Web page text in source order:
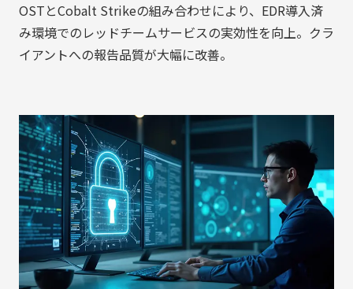
OSTとCobalt Strikeの組み合わせにより、EDR導入済
み環境でのレッドチームサービスの実効性を向上。クラ
イアントへの報告品質が大幅に改善。